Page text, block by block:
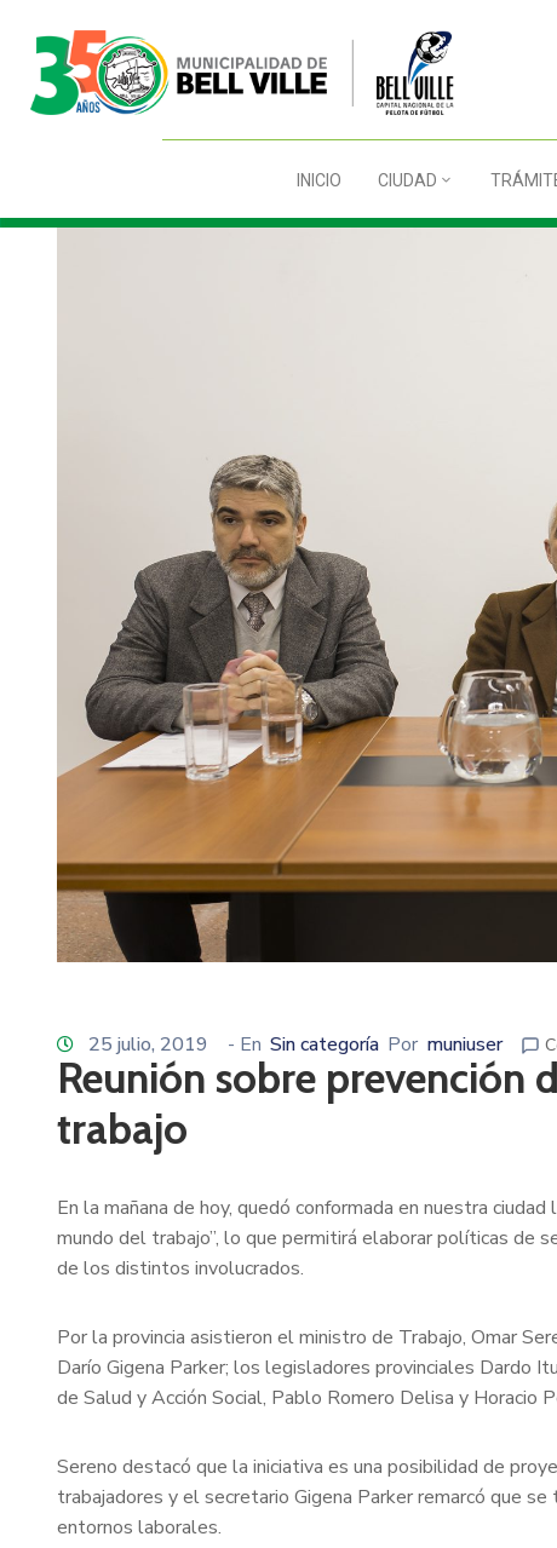
INICIO CIUDAD
25 julio, 2019 - En Sin categoría Por muniuser
Reunión sobre prevención
trabajo
En la mañana de hoy, quedó conformada en nuestra
mundo del trabajo”, lo que permitirá elaborar políticas de
de los distintos involucrados.
Por la provincia asistieron el ministro de Trabajo, Omar
Darío Gigena Parker; los legisladores provinciales Dardo
de Salud y Acción Social, Pablo Romero Delisa y Horacio
Sereno destacó que la iniciativa es una posibilidad de
trabajadores y el secretario Gigena Parker remarcó que
entornos laborales.